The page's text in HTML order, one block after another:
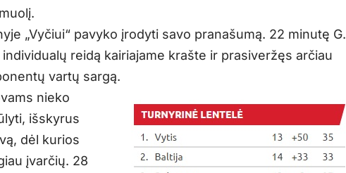
„Vyčiui“ pavyko įrodyti savo pranašumą. 22 minutę G.
reidą kairiajame krašte ir prasiveržęs arčiau
vartų sargą.
nieko
išskyrus
dėl kurios
įvarčių. 28